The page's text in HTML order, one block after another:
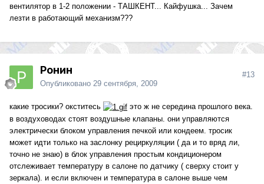
вентилятор в 1-2 положении - ТАШКЕНТ... Кайфушка... Зачем
лезти в работающий механизм???
Ронин
Опубликовано 29 сентября, 2009
#13
какие тросики? окститесь
это ж не середина прошлого века.
в воздуховодах стоят воздушные клапаны. они управляются
электрически блоком управления печкой или кондеем. тросик
может идти только на заслонку рециркуляции ( да и то вряд ли,
точно не знаю) в блок управления простым кондиционером
отслеживает температуру в салоне по датчику ( сверху стоит у
зеркала). и если включен и температура в салоне выше чем